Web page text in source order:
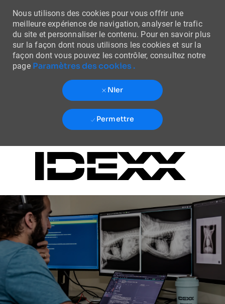
Skip to main content
Nous utilisons des cookies pour vous offrir une
meilleure expérience de navigation, analyser le trafic
du site et personnaliser le contenu. Pour en savoir plus
sur la façon dont nous utilisons les cookies et sur la
façon dont vous pouvez les contrôler, consultez notre
page Paramètres des cookies .
Nier
Permettre